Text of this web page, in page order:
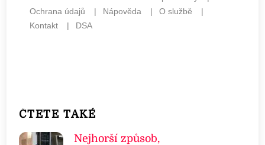
ČTETE TAKÉ
Nejhorší způsob,